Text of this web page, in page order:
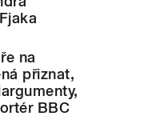
na
přiznat,
BBC